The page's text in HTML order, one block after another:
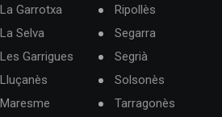
La Garrotxa
La Selva
Les Garrigues
Lluçanès
Maresme
Ripollès
Segarra
Segrià
Solsonès
Tarragonès